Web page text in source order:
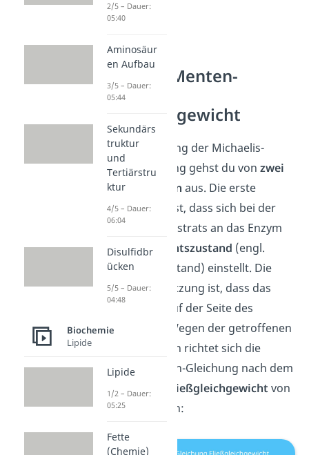
Michaelis-Menten-
Gleichung
Fließgleichgewicht
Bei der Aufstellung der Michaelis-
Menten-Gleichung gehst du von zwei
Voraussetzungen aus. Die erste
Voraussetzung ist, dass sich bei der
Bindung des Substrats an das Enzym
ein Gleichgewichtszustand (engl.
Steady-State-Zustand) einstellt. Die
zweite Voraussetzung ist, dass das
Gleichgewicht auf der Seite des
Produkts liegt. Wegen der getroffenen
Voraussetzungen richtet sich die
Michaelis-Menten-Gleichung nach dem
vereinfachten Fließgleichgewicht von
Enzymreaktionen:
2/5 – Dauer:
05:40
Aminosäur
en Aufbau
3/5 – Dauer:
05:44
Sekundärs
truktur
und
Tertiärstru
ktur
4/5 – Dauer:
06:04
Disulfidbr
ücken
5/5 – Dauer:
04:48
Biochemie
Lipide
Lipide
1/2 – Dauer:
05:25
Fette
(Chemie)